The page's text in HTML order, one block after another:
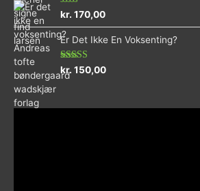
Vurderet
ud
af
5
kr. 170,00
Er Det Ikke En Voksenting?
Vurderet
5.00
ud af 5
kr. 150,00